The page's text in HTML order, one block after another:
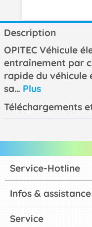
Description
OPITEC Véhicule
entraînement par
rapide du véhicule
sa… Plus
Téléchargements
Service-Hotline
Infos & assistance
Service